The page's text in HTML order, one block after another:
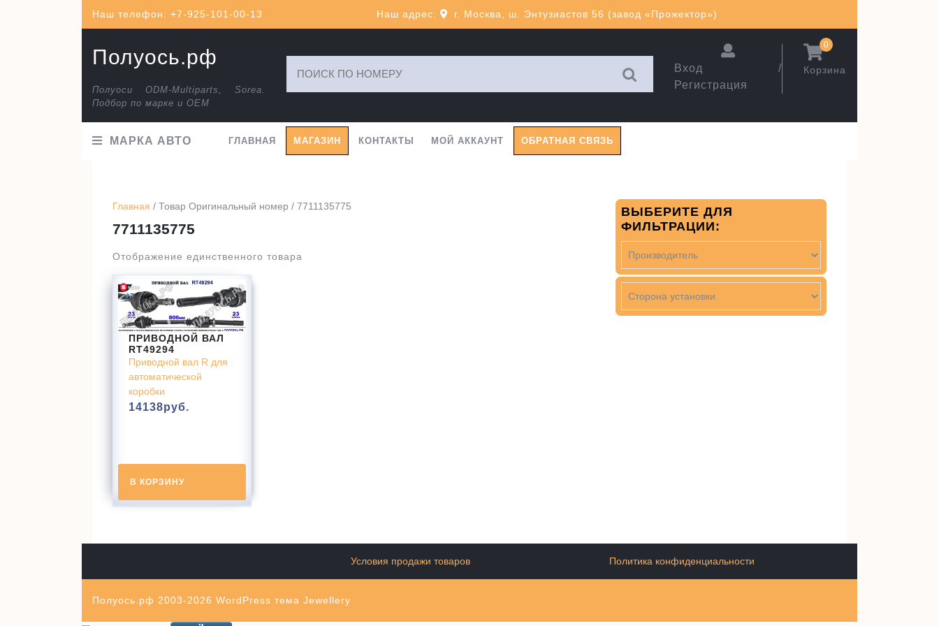
Наш телефон: +7-925-101-00-13 Наш адрес: г. Москва, ш. Энтузиастов 56 (завод «Прожектор»)
Полуось.рф
Полуоси ODM-Multiparts, Sorea.
Подбор по марке и ОЕМ
Вход /
Регистрация
Корзина
0
МАРКА АВТО ГЛАВНАЯ МАГАЗИН КОНТАКТЫ МОЙ АККАУНТ ОБРАТНАЯ СВЯЗЬ
Главная / Товар Оригинальный номер / 7711135775
7711135775
Отображение единственного товара
ПРИВОДНОЙ ВАЛ
RT49294
Приводной вал R для
автоматической
коробки
14138руб.
В КОРЗИНУ
ВЫБЕРИТЕ ДЛЯ
ФИЛЬТРАЦИИ:
Условия продажи товаров Политика конфиденциальности
Полуось.рф 2003-2026 WordPress тема Jewellery